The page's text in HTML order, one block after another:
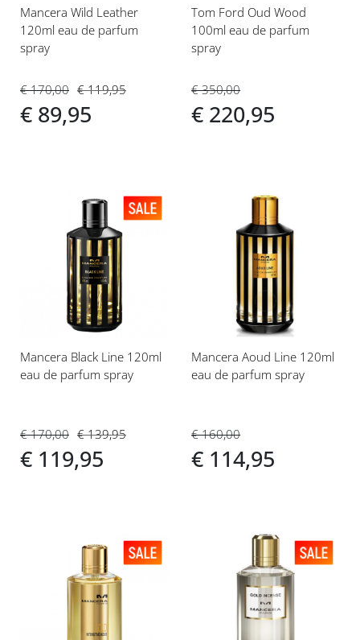
Mancera Wild Leather
120ml eau de parfum
spray
€ 170,00
€ 89,95
€ 119,95
Tom Ford Oud Wood
100ml eau de parfum
spray
€ 350,00
€ 220,95
Voeg
verlanglijst
Mancera Black Line 120ml
eau de parfum spray
€ 170,00
€ 119,95
€ 139,95
Voeg
verlanglijst
Mancera Aoud Line 120ml
eau de parfum spray
€ 160,00
€ 114,95
verlanglijst
Voeg
verlanglijst